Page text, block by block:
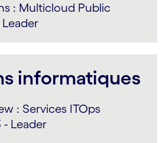
: Multicloud Public
informatiques
: Services ITOps
- Leader